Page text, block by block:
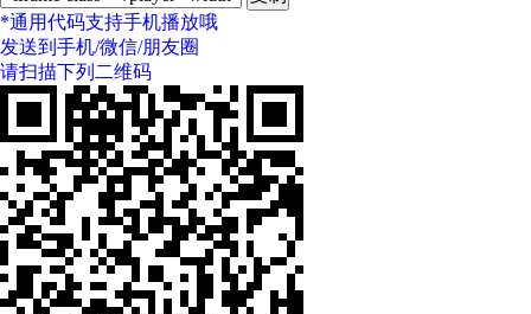
*通用代码支持手机播放哦
发送到手机/微信/朋友圈
请扫描下列二维码